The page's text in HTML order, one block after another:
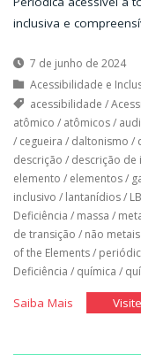
inclusiva e
7 de junho de 2024
Acessibilidade e
acessibilidade /
atômico / atômicos/
/ cegueira / daltonismo /
descrição / descrição de
elemento / elementos/
inclusivo / lantanídios/
Deficiência / massa /
de transição / não metais
of the Elements/
Deficiência / química /
Saiba Mais"TabelaVisite